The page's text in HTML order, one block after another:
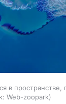
в пространстве,
Web-zoopark